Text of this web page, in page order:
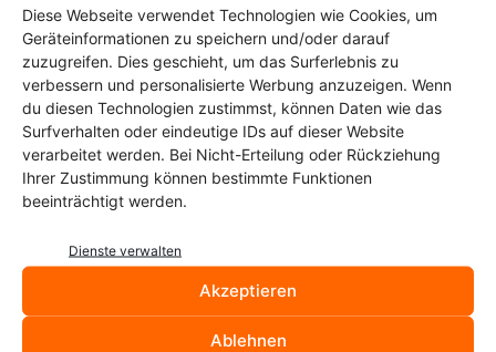
Diese Webseite verwendet Technologien wie Cookies, um
Geräteinformationen zu speichern und/oder darauf
zuzugreifen. Dies geschieht, um das Surferlebnis zu
verbessern und personalisierte Werbung anzuzeigen. Wenn
du diesen Technologien zustimmst, können Daten wie das
Surfverhalten oder eindeutige IDs auf dieser Website
verarbeitet werden. Bei Nicht-Erteilung oder Rückziehung
Ihrer Zustimmung können bestimmte Funktionen
beeinträchtigt werden.
Dienste verwalten
Akzeptieren
Ablehnen
Start Schlagworte Bücher
Bücher
Humble Book Bundle: Unix
presented by O’Reilly
Christoph Langner - 23. November 2016
Neues Openbook zu Ubuntu
‚Jaunty Jackalope‘ 9.04
Christoph Langner